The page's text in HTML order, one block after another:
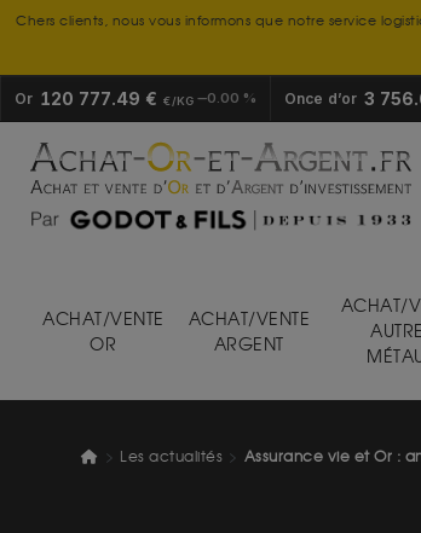
Chers clients, nous vous informons que notre service
Or 120 777.49 € €/KG 0.00 % Once d’or 3
ACHAT/VENTE
OR
ACHAT/VENTE
ARGENT
ACHAT/
Les actualités Assurance vie et Or :